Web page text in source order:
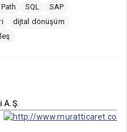
SQL
SAP
dijtal dönüşüm
A.Ş.